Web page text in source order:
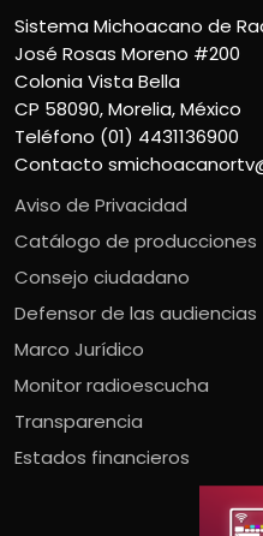
Sistema Michoacano de
José Rosas Moreno #200
Colonia Vista Bella
CP 58090, Morelia, México
Teléfono (01) 4431136900
Contacto
Aviso de Privacidad
Catálogo de producciones
Consejo ciudadano
Defensor de las audiencias
Marco Jurídico
Monitor radioescucha
Transparencia
Estados financieros